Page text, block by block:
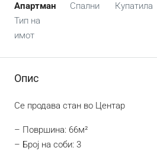
Апартман
Тип на
имот
Спални
Купатила
Опис
Се продава стан во Центар
– Површина: 66м²
– Број на соби: 3